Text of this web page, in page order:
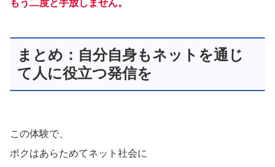
もう二度と手放しません。
まとめ：自分自身もネットを通じ
て人に役立つ発信を
この体験で、
ボクはあらためてネット社会に